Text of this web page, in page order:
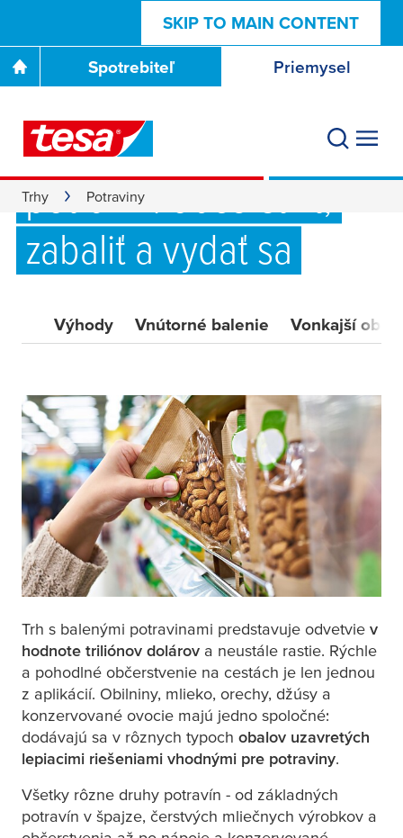
SKIP TO MAIN CONTENT
Spotrebiteľ Priemysel
Trhy Potraviny
Najmodernejšie
priemyselné balenie
potravín: občerstviť,
zabaliť a vydať sa
Výhody Vnútorné balenie Vonkajší obal
Trh s balenými potravinami predstavuje odvetvie v
hodnote triliónov dolárov a neustále rastie. Rýchle
a pohodlné občerstvenie na cestách je len jednou
z aplikácií. Obilniny, mlieko, orechy, džúsy a
konzervované ovocie majú jedno spoločné:
dodávajú sa v rôznych typoch obalov uzavretých
lepiacimi riešeniami vhodnými pre potraviny.
Všetky rôzne druhy potravín - od základných
potravín v špajze, čerstvých mliečnych výrobkov a